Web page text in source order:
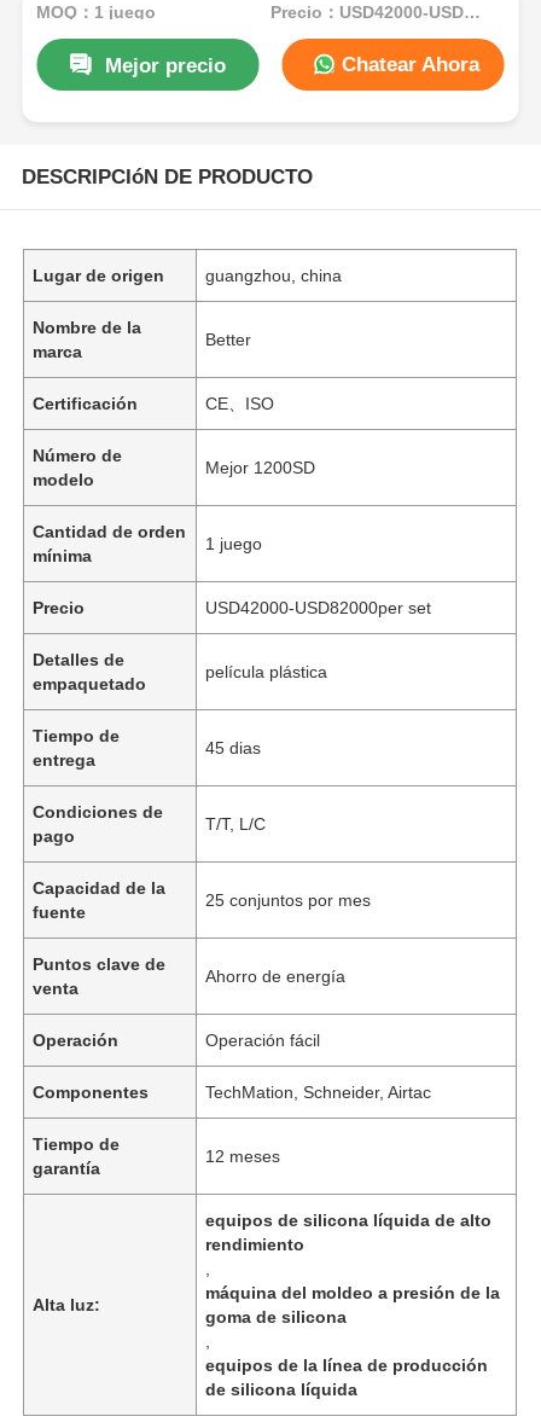
MOQ：1 juego Precio：USD42000-USD82000per set
Mejor precio Chatear Ahora
DESCRIPCIóN DE PRODUCTO
Lugar de origen guangzhou, china
Nombre de la
marca
Better
Certificación CE、ISO
Número de
modelo
Mejor 1200SD
Cantidad de orden
mínima
1 juego
Precio USD42000-USD82000per set
Detalles de
empaquetado
película plástica
Tiempo de
entrega
45 dias
Condiciones de
pago
T/T, L/C
Capacidad de la
fuente
25 conjuntos por mes
Puntos clave de
venta
Ahorro de energía
Operación Operación fácil
Componentes TechMation, Schneider, Airtac
Tiempo de
garantía
12 meses
Alta luz:
equipos de silicona líquida de alto
rendimiento
máquina del moldeo a presión de la
goma de silicona
equipos de la línea de producción
de silicona líquida